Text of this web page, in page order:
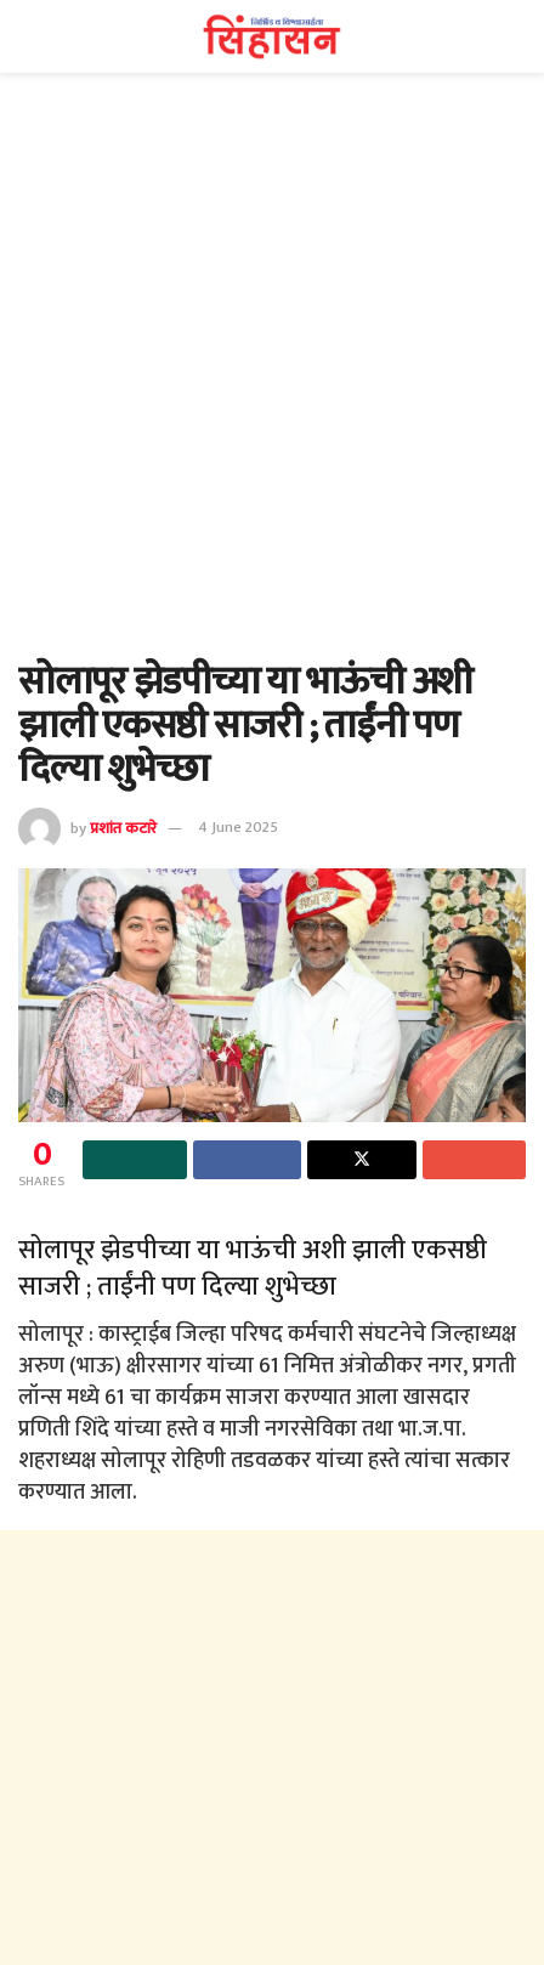
सोलापूर झेडपीच्या या भाऊंची अशी
झाली एकसष्ठी साजरी ; ताईंनी पण
दिल्या शुभेच्छा
byप्रशांत कटारे 4 June 2025
0
SHARES
सोलापूर झेडपीच्या या भाऊंची अशी झाली एकसष्ठी
साजरी ; ताईंनी पण दिल्या शुभेच्छा
सोलापूर : कास्ट्राईब जिल्हा परिषद कर्मचारी संघटनेचे जिल्हाध्यक्ष
अरुण (भाऊ) क्षीरसागर यांच्या 61 निमित्त अंत्रोळीकर नगर, प्रगती
लॉन्स मध्ये 61 चा कार्यक्रम साजरा करण्यात आला खासदार
प्रणिती शिंदे यांच्या हस्ते व माजी नगरसेविका तथा भा.ज.पा.
शहराध्यक्ष सोलापूर रोहिणी तडवळकर यांच्या हस्ते त्यांचा सत्कार
करण्यात आला.